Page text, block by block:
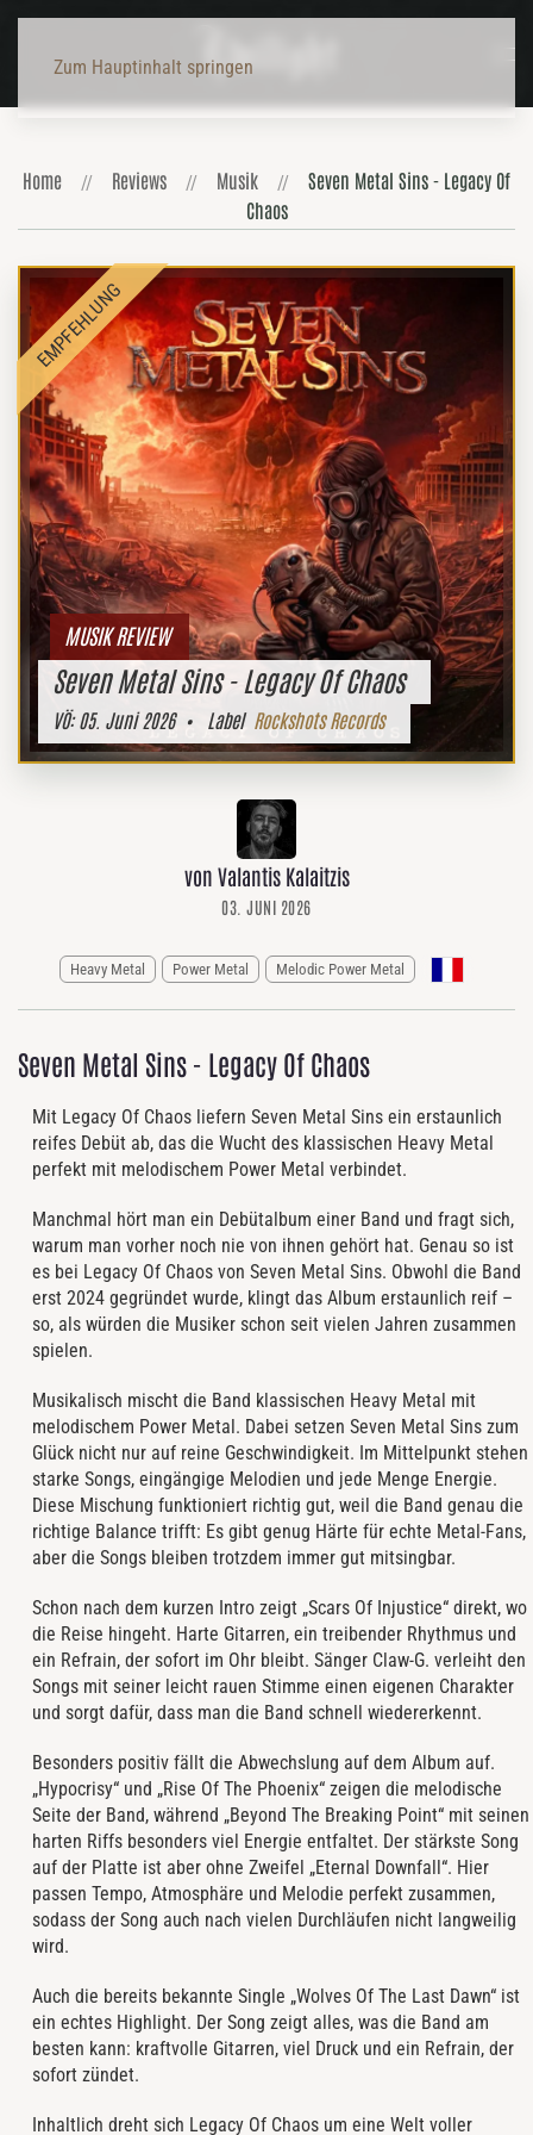
Zum Hauptinhalt springen
Home Reviews Musik
Seven Metal Sins - Legacy Of
Chaos
MUSIK REVIEW
Seven Metal Sins - Legacy Of Chaos
VÖ:05. Juni 2026• Label Rockshots Records
von Valantis Kalaitzis
03. JUNI 2026
Heavy Metal Power Metal Melodic Power Metal
Seven Metal Sins - Legacy Of Chaos
Mit Legacy Of Chaos liefern Seven Metal Sins ein erstaunlich
reifes Debüt ab, das die Wucht des klassischen Heavy Metal
perfekt mit melodischem Power Metal verbindet.
Manchmal hört man ein Debütalbum einer Band und fragt sich,
warum man vorher noch nie von ihnen gehört hat. Genau so ist
es bei Legacy Of Chaos von Seven Metal Sins. Obwohl die Band
erst 2024 gegründet wurde, klingt das Album erstaunlich reif –
so, als würden die Musiker schon seit vielen Jahren zusammen
spielen.
Musikalisch mischt die Band klassischen Heavy Metal mit
melodischem Power Metal. Dabei setzen Seven Metal Sins zum
Glück nicht nur auf reine Geschwindigkeit. Im Mittelpunkt stehen
starke Songs, eingängige Melodien und jede Menge Energie.
Diese Mischung funktioniert richtig gut, weil die Band genau die
richtige Balance trifft: Es gibt genug Härte für echte Metal-Fans,
aber die Songs bleiben trotzdem immer gut mitsingbar.
Schon nach dem kurzen Intro zeigt „Scars Of Injustice“ direkt, wo
die Reise hingeht. Harte Gitarren, ein treibender Rhythmus und
ein Refrain, der sofort im Ohr bleibt. Sänger Claw-G. verleiht den
Songs mit seiner leicht rauen Stimme einen eigenen Charakter
und sorgt dafür, dass man die Band schnell wiedererkennt.
Besonders positiv fällt die Abwechslung auf dem Album auf.
„Hypocrisy“ und „Rise Of The Phoenix“ zeigen die melodische
Seite der Band, während „Beyond The Breaking Point“ mit seinen
harten Riffs besonders viel Energie entfaltet. Der stärkste Song
auf der Platte ist aber ohne Zweifel „Eternal Downfall“. Hier
passen Tempo, Atmosphäre und Melodie perfekt zusammen,
sodass der Song auch nach vielen Durchläufen nicht langweilig
wird.
Auch die bereits bekannte Single „Wolves Of The Last Dawn“ ist
ein echtes Highlight. Der Song zeigt alles, was die Band am
besten kann: kraftvolle Gitarren, viel Druck und ein Refrain, der
sofort zündet.
Inhaltlich dreht sich Legacy Of Chaos um eine Welt voller